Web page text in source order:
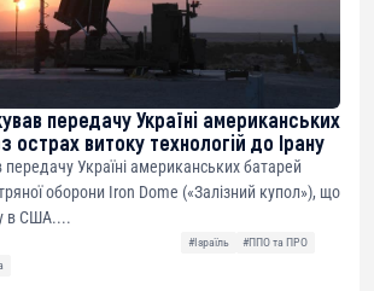
передачу Україні американських
острах витоку технологій до Ірану
передачу Україні американських батарей
оборони Iron Dome («Залізний купол»), що
в США....
#Ізраїль
#ППО та ПРО